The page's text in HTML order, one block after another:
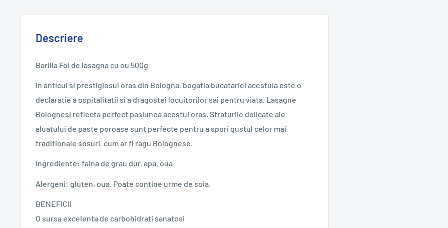
Descriere
Barilla Foi de lasagna cu ou 500g
In anticul si prestigiosul oras din Bologna, bogatia bucatariei acestuia este o
declaratie a ospitalitatii si a dragostei locuitorilor sai pentru viata. Lasagne
Bolognesi reflecta perfect pasiunea acestui oras. Straturile delicate ale
aluatului de paste poroase sunt perfecte pentru a spori gustul celor mai
traditionale sosuri, cum ar fi ragu Bolognese.
Ingrediente: faina de grau dur, apa, oua
Alergeni: gluten, oua. Poate contine urme de soia.
BENEFICII
O sursa excelenta de carbohidrati sanatosi